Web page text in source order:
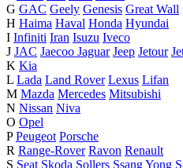
G GAC Geely Genesis Great Wall
H Haima Haval Honda Hyundai
I Infiniti Iran Isuzu Iveco
J JAC Jaecoo Jaguar Jeep Jetour
K Kia
L Lada Land Rover Lexus Lifan
M Mazda Mercedes Mitsubishi
N Nissan Niva
O Opel
P Peugeot Porsche
R Range-Rover Ravon Renault
S Seat Skoda Sollers Ssang Yong